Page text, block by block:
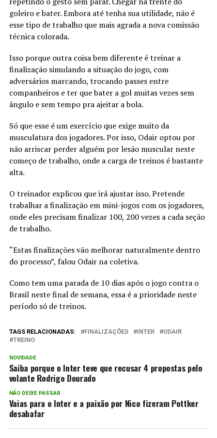
goleiro e bater. Embora até tenha sua utilidade, não é
esse tipo de trabalho que mais agrada a nova comissão
técnica colorada.
Isso porque outra coisa bem diferente é treinar a
finalização simulando a situação do jogo, com
adversários marcando, trocando passes entre
companheiros e ter que bater a gol muitas vezes sem
ângulo e sem tempo pra ajeitar a bola.
Só que esse é um exercício que exige muito da
musculatura dos jogadores. Por isso, Odair optou por
não arriscar perder alguém por lesão muscular neste
começo de trabalho, onde a carga de treinos é bastante
alta.
O treinador explicou que irá ajustar isso. Pretende
trabalhar a finalização em mini-jogos com os jogadores,
onde eles precisam finalizar 100, 200 vezes a cada seção
de trabalho.
“Estas finalizações vão melhorar naturalmente dentro
do processo”, falou Odair na coletiva.
Como tem uma parada de 10 dias após o jogo contra o
Brasil neste final de semana, essa é a prioridade neste
período só de treinos.
TAGS RELACIONADAS: FINALIZAÇÕES INTER
ODAIR
TREINO
NOVIDADE
Saiba porque o Inter teve que recusar 4 propostas pelo
volante Rodrigo Dourado
NÃO DEIXE PASSAR
Vaias para o Inter e a paixão por Nico fizeram Pottker
desabafar